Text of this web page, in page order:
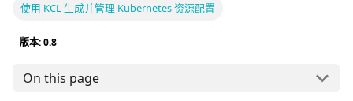
使用 KCL 生成并管理 Kubernetes 资源配置
版本: 0.8
On this page